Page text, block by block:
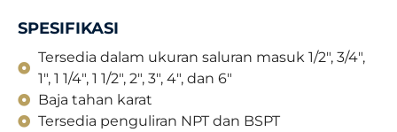
SPESIFIKASI
Tersedia dalam ukuran saluran masuk 1/2", 3/4",
1", 1 1/4", 1 1/2", 2", 3", 4", dan 6"
Baja tahan karat
Tersedia penguliran NPT dan BSPT